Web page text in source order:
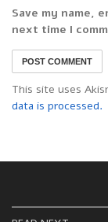
Save my name,
next time I
This site uses
data is processed.